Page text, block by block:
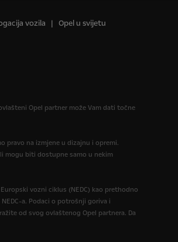
vozila
Opel u svijetu
Opel partner može Vam dati točne
pravo na izmjene u dizajnu i opremi.
mogu biti dostupne samo u nekim
vozni ciklus (NEDC) kao prethodno
a. Podaci o potrošnji goriva i
od svog ovlaštenog Opel partnera. Da